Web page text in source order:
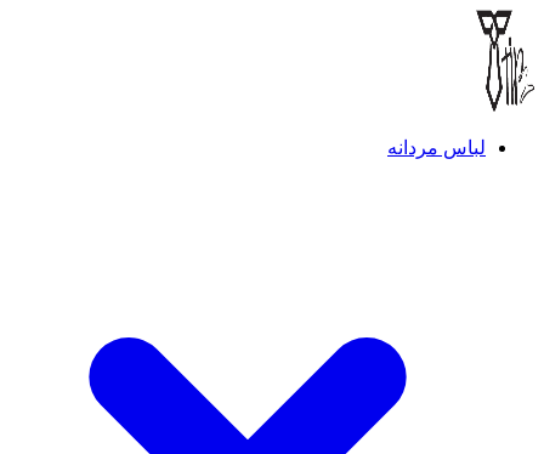
لباس مردانه